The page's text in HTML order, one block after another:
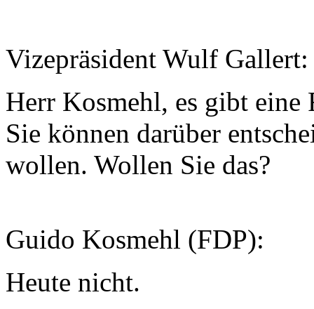
Vizepräsident Wulf Gallert:
Herr Kosmehl, es gibt eine
Sie können darüber
wollen. Wollen Sie das?
Guido Kosmehl (FDP):
Heute nicht.